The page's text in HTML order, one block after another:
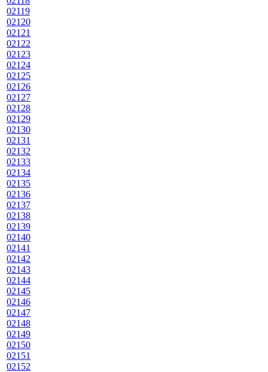
02119
02120
02121
02122
02123
02124
02125
02126
02127
02128
02129
02130
02131
02132
02133
02134
02135
02136
02137
02138
02139
02140
02141
02142
02143
02144
02145
02146
02147
02148
02149
02150
02151
02152